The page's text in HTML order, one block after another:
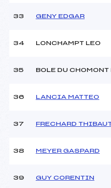
33 GENY EDGAR
34 LONCHAMPT LEO
35 BOLE DU CHOMONT
36 LANCIA MATTEO
37 FRECHARD
38 MEYER GASPARD
39 GUY CORENTIN